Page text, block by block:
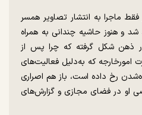
ماجرا به انتشار تصاویر همسر
و هنوز حاشیه چندانی به همراه
ذهن شکل گرفته که چرا پس از
امورخارجه که به‌دلیل فعالیت‌های
رخ داده است، باز هم اصراری
او در فضای مجازی و گزارش‌های